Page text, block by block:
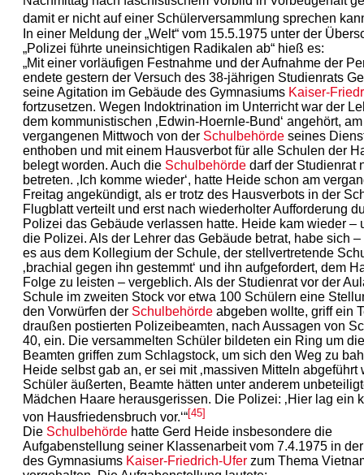
damit er nicht auf einer Schülerversammlung sprechen
In einer Meldung der „Welt“ vom 15.5.1975 unter der
„Polizei führte uneinsichtigen Radikalen ab“ hieß es:
„Mit einer vorläufigen Festnahme und der Aufnahme der
endete gestern der Versuch des 38-jährigen Studienrats
seine Agitation im Gebäude des Gymnasiums Kaiser-
fortzusetzen. Wegen Indoktrination im Unterricht war der
dem kommunistischen ‚Edwin-Hoernle-Bund‘ angehört, am
vergangenen Mittwoch von der Schulbehörde seines
enthoben und mit einem Hausverbot für alle Schulen der
belegt worden. Auch die Schulbehörde darf der Studienrat
betreten. ‚Ich komme wieder‘, hatte Heide schon am
Freitag angekündigt, als er trotz des Hausverbots in der
Flugblatt verteilt und erst nach wiederholter Aufforderung
Polizei das Gebäude verlassen hatte. Heide kam wieder –
die Polizei. Als der Lehrer das Gebäude betrat, habe sich
es aus dem Kollegium der Schule, der stellvertretende
‚brachial gegen ihn gestemmt‘ und ihn aufgefordert, dem
Folge zu leisten – vergeblich. Als der Studienrat vor der
Schule im zweiten Stock vor etwa 100 Schülern eine
den Vorwürfen der Schulbehörde abgeben wollte, griff ein
draußen postierten Polizeibeamten, nach Aussagen von
40, ein. Die versammelten Schüler bildeten ein Ring um
Beamten griffen zum Schlagstock, um sich den Weg zu
Heide selbst gab an, er sei mit ‚massiven Mitteln abgeführt
Schüler äußerten, Beamte hätten unter anderem
Mädchen Haare herausgerissen. Die Polizei: ‚Hier lag ein
von Hausfriedensbruch vor.‘“[45]
Die Schulbehörde hatte Gerd Heide insbesondere die
Aufgabenstellung seiner Klassenarbeit vom 7.4.1975 in
des Gymnasiums Kaiser-Friedrich-Ufer zum Thema